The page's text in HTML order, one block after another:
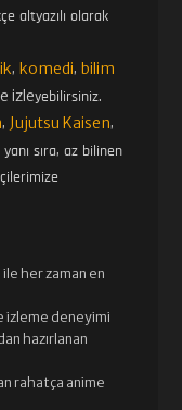
altyazılı olarak
, komedi, bilim
izleyebilirsiniz.
, Jujutsu Kaisen,
sıra, az bilinen
her zaman en
izleme deneyimi
hazırlanan
rahatça anime